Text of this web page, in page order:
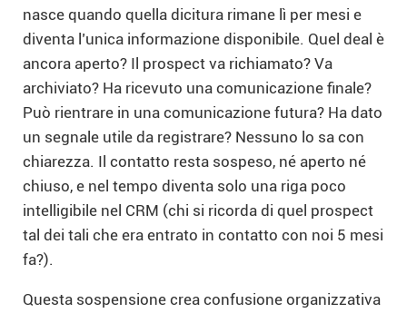
nasce quando quella dicitura rimane lì per mesi e
diventa l’unica informazione disponibile. Quel deal è
ancora aperto? Il prospect va richiamato? Va
archiviato? Ha ricevuto una comunicazione finale?
Può rientrare in una comunicazione futura? Ha dato
un segnale utile da registrare? Nessuno lo sa con
chiarezza. Il contatto resta sospeso, né aperto né
chiuso, e nel tempo diventa solo una riga poco
intelligibile nel CRM (chi si ricorda di quel prospect
tal dei tali che era entrato in contatto con noi 5 mesi
fa?).
Questa sospensione crea confusione organizzativa